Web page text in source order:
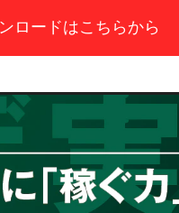
ロードはこちらから